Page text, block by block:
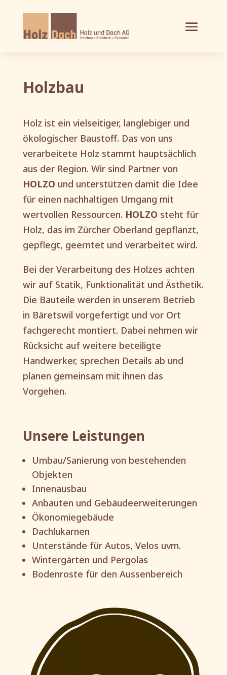
Holzbau
Holz ist ein vielseitiger, langlebiger und
ökologischer Baustoff. Das von uns
verarbeitete Holz stammt hauptsächlich
aus der Region. Wir sind Partner von
HOLZO und unterstützen damit die Idee
für einen nachhaltigen Umgang mit
wertvollen Ressourcen. HOLZO steht für
Holz, das im Zürcher Oberland gepflanzt,
gepflegt, geerntet und verarbeitet wird.
Bei der Verarbeitung des Holzes achten
wir auf Statik, Funktionalität und Ästhetik.
Die Bauteile werden in unserem Betrieb
in Bäretswil vorgefertigt und vor Ort
fachgerecht montiert. Dabei nehmen wir
Rücksicht auf weitere beteiligte
Handwerker, sprechen Details ab und
planen gemeinsam mit ihnen das
Vorgehen.
Unsere Leistungen
Umbau/Sanierung von bestehenden
Objekten
Innenausbau
Anbauten und Gebäudeerweiterungen
Ökonomiegebäude
Dachlukarnen
Unterstände für Autos, Velos uvm.
Wintergärten und Pergolas
Bodenroste für den Aussenbereich